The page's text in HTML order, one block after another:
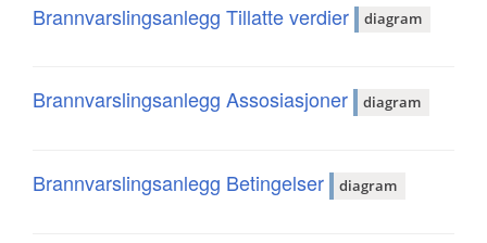
Brannvarslingsanlegg Tillatte verdier diagram
Brannvarslingsanlegg Assosiasjoner diagram
Brannvarslingsanlegg Betingelser diagram